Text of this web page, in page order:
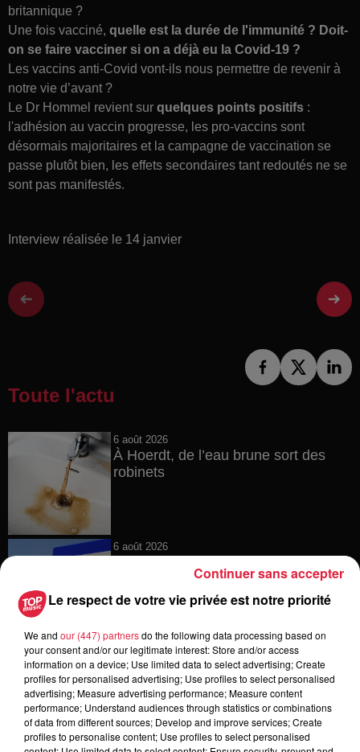
britannique ?
Une fois vacciné, quelle est la durée de l'immunité ? Doit-
on se faire vacciner si on a déjà eu la Covid-19 ?
Les vaccins anti-Covid vont-ils nous permettre de revenir à
notre vie d’avant ?
Le Dr Hommel revient sur quelques points positifs :
l'adhésion au vaccin progresse, les pro-vaccins sont
désormais majoritaires et la campagne de vaccination se
passe plutôt bien, les effets secondaires tant redoutés ne se
sont pas manifestés.
Interview réalisée le 14 janvier
Toute l'actu
6 août 2026
À Hoerdt, de l’eau brune sort des
robinets
6 août 2026
Catherine Trautmann réagit
6 août 2026
Au zoo de Mulhouse : rencontre
avec les flamants rouges
Le respect de votre vie privée est notre priorité
We and our (447) partnersdo the following data processing based on
your consent and/or our legitimate interest: Store and/or access
information on a device; Use limited data to select advertising; Create
profiles for personalised advertising; Use profiles to select personalised
advertising; Measure advertising performance; Measure content
performance; Understand audiences through statistics or combinations
of data from different sources; Develop and improve services; Create
profiles to personalise content; Use profiles to select personalised
Continuer sans accepter